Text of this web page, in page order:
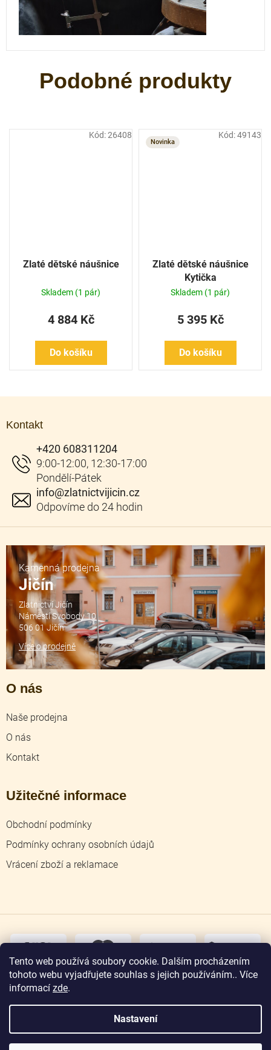
Tento web používá soubory cookie. Dalším procházením
tohoto webu vyjadřujete souhlas s jejich používáním.. Více
informací zde.
Nastavení
Zlaté dětské náušnice
Skladem (1 pár)
4 884 Kč
Do košíku
Kód:26408
Novinka
Zlaté dětské náušnice
Kytička
Skladem (1 pár)
5 395 Kč
Do košíku
Kód:49143
Kontakt
info@zlatnictvijicin.cz
+420 608311204
O nás
Naše prodejna
O nás
Kontakt
Užitečné informace
Obchodní podmínky
Podmínky ochrany osobních údajů
Vrácení zboží a reklamace
Kamenná prodejna
Jičín
Zlatnictví Jičín
Náměstí Svobody 10
506 01 Jičín
Více o prodejně
osobní
Copyright 2026Zlatnictví Jičín. Všechna práva
vyhrazena.